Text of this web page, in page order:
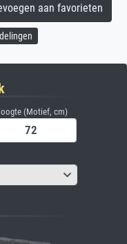
aan favorieten
(Motief, cm)